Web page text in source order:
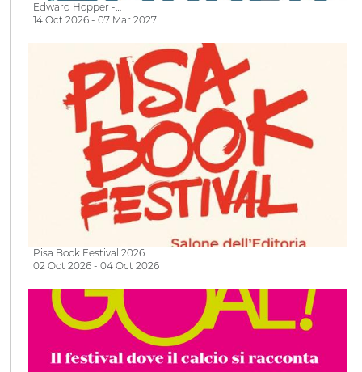
Edward Hopper -…
14 Oct 2026 - 07 Mar 2027
Pisa Book Festival 2026
02 Oct 2026 - 04 Oct 2026